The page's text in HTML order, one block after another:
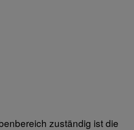
zuständig ist die